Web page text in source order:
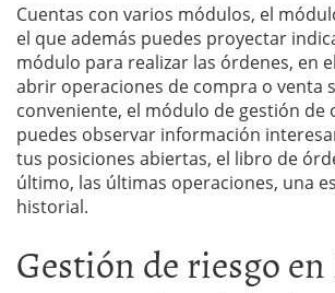
Cuentas con varios módulos, el
el que además puedes proyectar
módulo para realizar las órdenes, en
abrir operaciones de compra o venta
conveniente, el módulo de gestión de
puedes observar información
tus posiciones abiertas, el libro de
último, las últimas operaciones, una
historial.
Gestión de riesgo